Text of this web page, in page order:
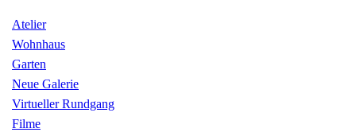
Atelier
Wohnhaus
Garten
Neue Galerie
Virtueller Rundgang
Filme